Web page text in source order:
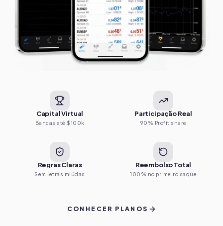
Capital Virtual
Bancas até $100k
Participação Real
90% Profit share
Regras Claras
Sem letras miúdas
Reembolso Total
100% no primeiro saque
CONHECER PLANOS